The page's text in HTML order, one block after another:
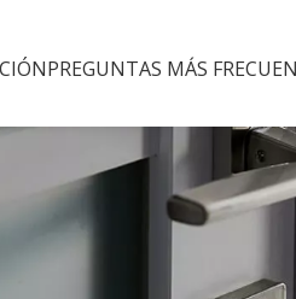
PREGUNTAS MÁS